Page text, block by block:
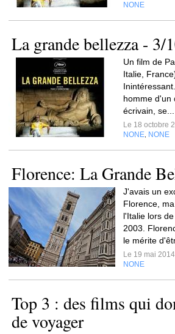
NONE
La grande bellezza - 3/
Un film de
Italie,
homme d'un
écrivain, se...
Le 18 octobre
NONE NONE
Florence: La Grande
J'avais un
Florence,
l'Italie lors
2003.
le mérite
Le 19 mai
NONE
Top 3 : des films qui
de voyager